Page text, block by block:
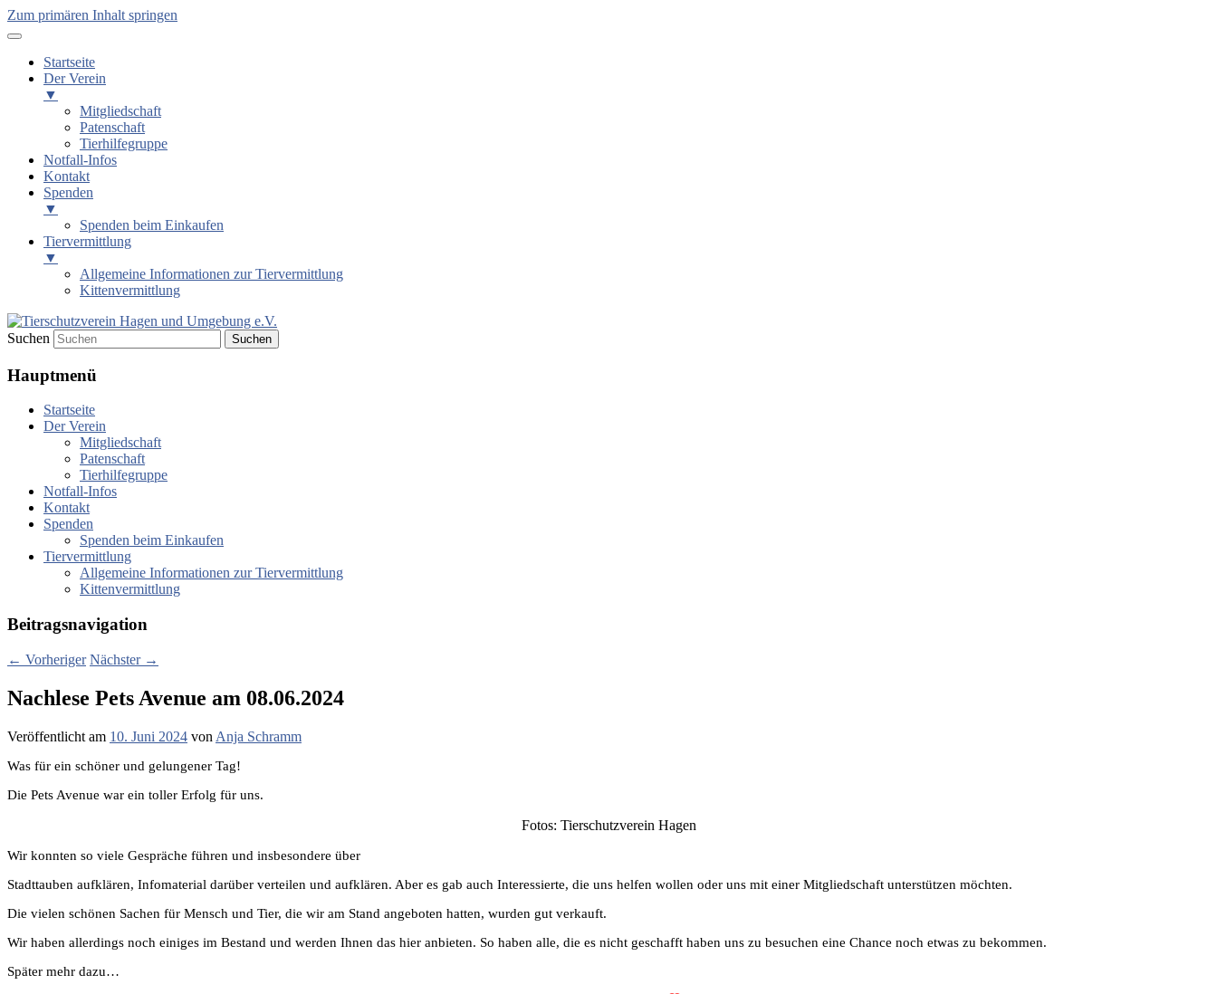
Zum primären Inhalt springen
Startseite
Der Verein
▼
Mitgliedschaft
Patenschaft
Tierhilfegruppe
Notfall-Infos
Kontakt
Spenden
▼
Spenden beim Einkaufen
Tiervermittlung
▼
Allgemeine Informationen zur Tiervermittlung
Kittenvermittlung
Tierschutzverein Hagen und Umgebung e.V.
Suchen
Hauptmenü
Startseite
Der Verein
Mitgliedschaft
Patenschaft
Tierhilfegruppe
Notfall-Infos
Kontakt
Spenden
Spenden beim Einkaufen
Tiervermittlung
Allgemeine Informationen zur Tiervermittlung
Kittenvermittlung
Beitragsnavigation
← Vorheriger Nächster →
Nachlese Pets Avenue am 08.06.2024
Veröffentlicht am 10. Juni 2024 von Anja Schramm
Was für ein schöner und gelungener Tag!
Die Pets Avenue war ein toller Erfolg für uns.
Fotos: Tierschutzverein Hagen
Wir konnten so viele Gespräche führen und insbesondere über
Stadttauben aufklären, Infomaterial darüber verteilen und aufklären. Aber es gab auch Interessierte, die uns helfen wollen oder uns mit einer Mitgliedschaft unterstützen möchten.
Die vielen schönen Sachen für Mensch und Tier, die wir am Stand angeboten hatten, wurden gut verkauft.
Wir haben allerdings noch einiges im Bestand und werden Ihnen das hier anbieten. So haben alle, die es nicht geschafft haben uns zu besuchen eine Chance noch etwas zu bekommen.
Später mehr dazu…